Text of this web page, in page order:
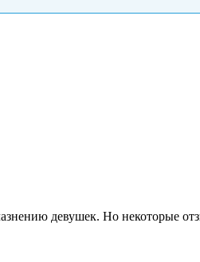
девушек. Но некоторые